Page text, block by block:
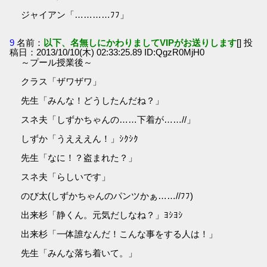
ジャイアン「…………ﾌﾌ」
9 名前： 以下、名無しにかわりましてVIPがお送りします[] 投
稿日：2013/10/10(木) 02:33:25.89 ID:QgzR0MjH0
～プール授業後～
クラス「ザワザワ」
先生「みんな！どうしたんだね？」
スネ夫「しずかちゃんの……下着が……//」
しずか「うえええん！」ｼｸｼｸ
先生「なに！？盗まれた？」
スネ夫「らしいです」
のび太(しずかちゃんのパンツかぁ……//ﾌﾌ)
出来杉「静くん。元気だしなね？」ﾖｼﾖｼ
出来杉「一体誰なんだ！こんな事をする人は！」
先生「みんな落ち着いて。」